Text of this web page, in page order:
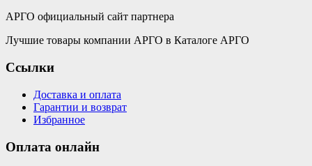
АРГО официальный сайт партнера
Лучшие товары компании АРГО в Каталоге АРГО
Ссылки
Доставка и оплата
Гарантии и возврат
Избранное
Оплата онлайн